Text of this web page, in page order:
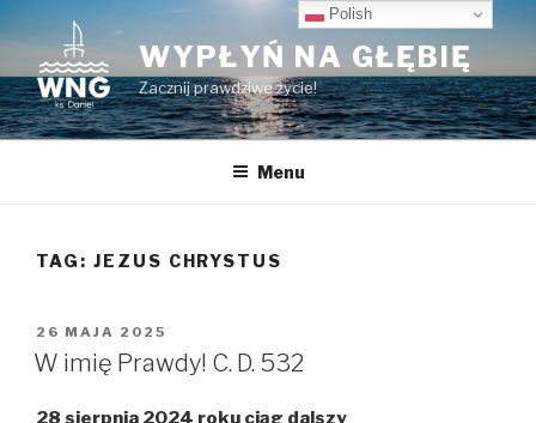
Przeskocz
do
treści
WYPŁYŃ NA GŁĘBIĘ
Zacznij prawdziwe życie!
Menu
TAG: JEZUS CHRYSTUS
OPUBLIKOWANE
W
26 MAJA 2025
W imię Prawdy! C. D. 532
28 sierpnia 2024 roku ciąg dalszy
Polish